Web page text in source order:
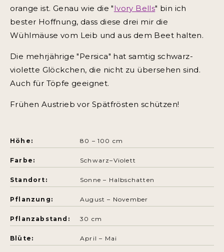
orange ist. Genau wie die "Ivory Bells" bin ich
bester Hoffnung, dass diese drei mir die
Wühlmäuse vom Leib und aus dem Beet halten.
Die mehrjährige "Persica" hat samtig schwarz-
violette Glöckchen, die nicht zu übersehen sind.
Auch für Töpfe geeignet.
Frühen Austrieb vor Spätfrösten schützen!
Höhe: 80 – 100 cm
Farbe: Schwarz–Violett
Standort: Sonne – Halbschatten
Pflanzung: August – November
Pflanzabstand: 30 cm
Blüte: April – Mai